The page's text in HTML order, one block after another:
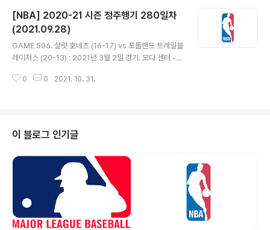
틈을 파고들어 3분 만에 4어시스트를 올리고 웬일로 3점
을 2개나 성공시켰다. 멤피스는 딜런 브룩스가 연속 득점
하며 쫓아가고 여러 선수들의 공격 참여로 역전. 브래들리
빌은 두 번이나 컨택이 있었음에도 상대에게 파울이 주어
지지 않자 스캇 브룩스 감독이 나서서 항의했고, 효과가 있
었는지 그 후에는 자유투 4개를 얻어내 모두 집어넣었다.
[NBA] 2020-21 시즌 정주행기 280일차
(2021.09.28)
GAME 506. 샬럿 호네츠 (16-17) vs 포틀랜드 트레일블
레이저스 (20-13) : 2021년 3월 2일 경기. 모다 센터 -
트를 기록했다. 지난 20년간 루키로서는 루카 돈치치에 이
터가 득점하며 호각세. 비스막 비욤보가 모처럼 공격에서
적극적인 모습을 보이고 벤치에서 나온 말릭 몽크가 5득점
하며 샬럿이 26-17로 앞서갔다. 끌려가던 포틀랜드는 3
점이 들어가기 시작하며 33-27 1쿼터 종료. - 2쿼터 시작
후 카멜로 앤서니와 로버트 코빙턴의 3점으로 33-33..
0 0 2021. 10. 31.
이 블로그 인기글